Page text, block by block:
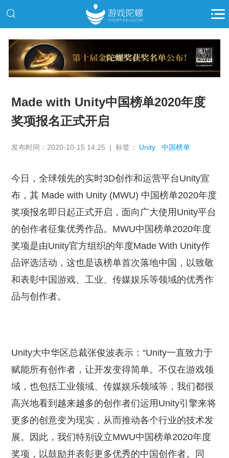
推广
Made with Unity中国榜单2020年度
奖项报名正式开启
发布时间：2020-10-15 14:25 | 标签： Unity 中国榜单
今日，全球领先的实时3D创作和运营平台Unity宣
布，其 Made with Unity (MWU) 中国榜单2020年度
奖项报名即日起正式开启，面向广大使用Unity平台
的创作者征集优秀作品。MWU中国榜单2020年度
奖项是由Unity官方组织的年度Made With Unity作
品评选活动，这也是该榜单首次落地中国，以致敬
和表彰中国游戏、工业、传媒娱乐等领域的优秀作
品与创作者。
Unity大中华区总裁张俊波表示：“Unity一直致力于
赋能所有创作者，让开发变得简单。不仅在游戏领
域，也包括工业领域、传媒娱乐领域等，我们都很
高兴地看到越来越多的创作者们运用Unity引擎来将
更多的创意变为现实，从而推动各个行业的技术发
展。因此，我们特别设立MWU中国榜单2020年度
奖项，以鼓励并表彰更多优秀的中国创作者。同